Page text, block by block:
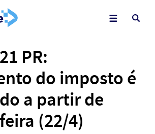
PR:
do imposto é
a partir de
(22/4)